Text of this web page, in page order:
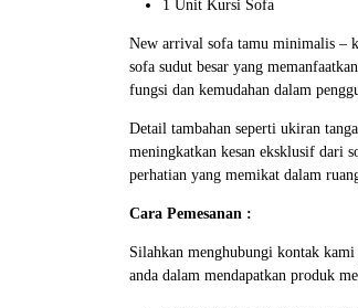
1 Unit Kursi Sofa
New arrival sofa tamu minimalis –
sofa sudut besar yang
fungsi dan kemudahan dalam
Detail tambahan seperti ukiran
meningkatkan kesan eksklusif dari
perhatian yang memikat dalam
Cara Pemesanan :
Silahkan menghubungi kontak kami
anda dalam mendapatkan produk